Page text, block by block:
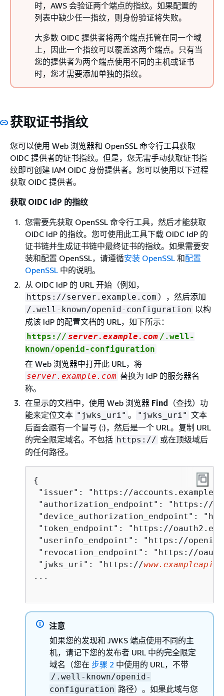
时，AWS 会验证两个端点的指纹。如果配置的
列表中缺少任一指纹，则身份验证将失败。
大多数 OIDC 提供者将两个端点托管在同一个域
上，因此一个指纹可以覆盖这两个端点。只有当
您的提供者为两个端点使用不同的主机或证书
时，您才需要添加单独的指纹。
获取证书指纹
您可以使用 Web 浏览器和 OpenSSL 命令行工具获取
OIDC 提供者的证书指纹。但是，您无需手动获取证书指
纹即可创建 IAM OIDC 身份提供者。您可以使用以下过程
获取 OIDC 提供者。
获取 OIDC IdP 的指纹
您需要先获取 OpenSSL 命令行工具，然后才能获取
OIDC IdP 的指纹。您可使用此工具下载 OIDC IdP 的
证书链并生成证书链中最终证书的指纹。如果需要安
装和配置 OpenSSL，请遵循安装 OpenSSL 和配置
OpenSSL 中的说明。
从 OIDC IdP 的 URL 开始（例如，
https://server.example.com ），然后添加
/.well-known/openid-configuration 以构
成该 IdP 的配置文档的 URL，如下所示：
https:// server.example.com /.well-
known/openid-configuration
在 Web 浏览器中打开此 URL，将
server.example.com 替换为 IdP 的服务器名
称。
在显示的文档中，使用 Web 浏览器 Find （查找）功
能来定位文本 "jwks_uri" 。 "jwks_uri" 文本
后面会跟有一个冒号 (:)，然后是一个 URL。复制 URL
的完全限定域名。不包括 https:// 或在顶级域后
的任何路径。
{
"issuer": "https://
"authorization_endpoint": "https://
"device_authorization_endpoint":
"token_endpoint": "https://
"userinfo_endpoint": "https://
"revocation_endpoint": "https://
"jwks_uri": "https://
...
注意
如果您的发现和 JWKS 端点使用不同的主
机，请记下您的发布者 URL 中的完全限定
域名（您在 步骤 2 中使用的 URL，不带
/.well-known/openid-
configuration 路径）。如果此域与您